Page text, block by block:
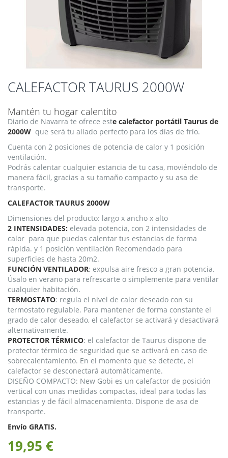
CALEFACTOR TAURUS 2000W
Mantén tu hogar calentito
Diario de Navarra te ofrece este calefactor portátil Taurus de
2000W que será tu aliado perfecto para los días de frío.
Cuenta con 2 posiciones de potencia de calor y 1 posición
ventilación.
Podrás calentar cualquier estancia de tu casa, moviéndolo de
manera fácil, gracias a su tamaño compacto y su asa de
transporte.
CALEFACTOR TAURUS 2000W
Dimensiones del producto: largo x ancho x alto
2 INTENSIDADES: elevada potencia, con 2 intensidades de
calor para que puedas calentar tus estancias de forma
rápida. y 1 posición ventilación Recomendado para
superficies de hasta 20m2.
FUNCIÓN VENTILADOR: expulsa aire fresco a gran potencia.
Úsalo en verano para refrescarte o simplemente para ventilar
cualquier habitación.
TERMOSTATO: regula el nivel de calor deseado con su
termostato regulable. Para mantener de forma constante el
grado de calor deseado, el calefactor se activará y desactivará
alternativamente.
PROTECTOR TÉRMICO: el calefactor de Taurus dispone de
protector térmico de seguridad que se activará en caso de
sobrecalentamiento. En el momento que se detecte, el
calefactor se desconectará automáticamente.
DISEÑO COMPACTO: New Gobi es un calefactor de posición
vertical con unas medidas compactas, ideal para todas las
estancias y de fácil almacenamiento. Dispone de asa de
transporte.
Envío GRATIS.
19,95 €
Saltar
al
de
la
galería
de
imágenes